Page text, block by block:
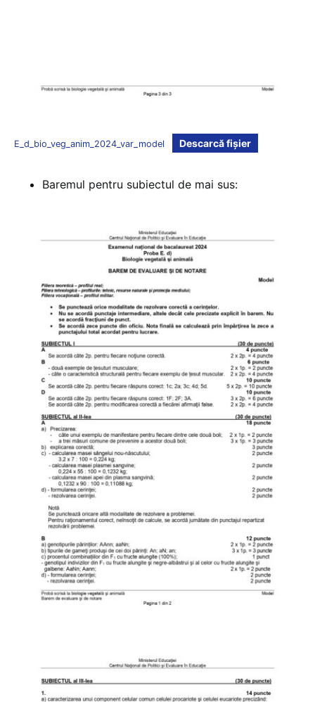
E_d_bio_veg_anim_2024_var_model Descarcă fișier
Baremul pentru subiectul de mai sus: